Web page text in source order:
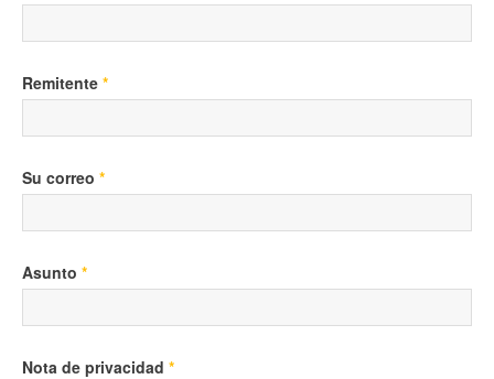
Remitente *
Su correo *
Asunto *
Nota de privacidad *